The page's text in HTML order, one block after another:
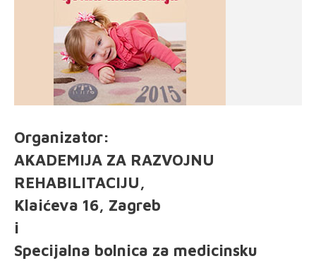
Organizator:
AKADEMIJA ZA RAZVOJNU
REHABILITACIJU,
Klaićeva 16, Zagreb
i
Specijalna bolnica za medicinsku